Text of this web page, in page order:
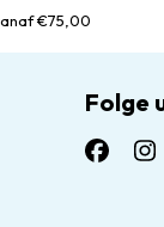
€75,00
Folge